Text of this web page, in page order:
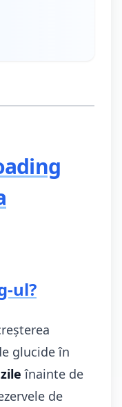
ul?
glucide în
înainte de
de